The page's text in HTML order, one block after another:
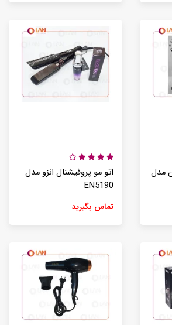
روگن مدل
اتو مو پروفیشنال انزو مدل
EN5190
تماس بگیرید